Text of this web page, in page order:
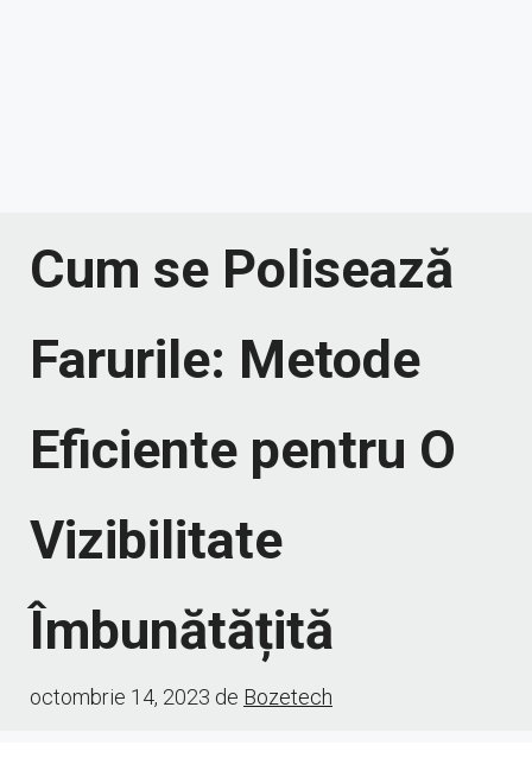
Cum se Polisează
Farurile: Metode
Eficiente pentru O
Vizibilitate
Îmbunătățită
octombrie 14, 2023 de Bozetech